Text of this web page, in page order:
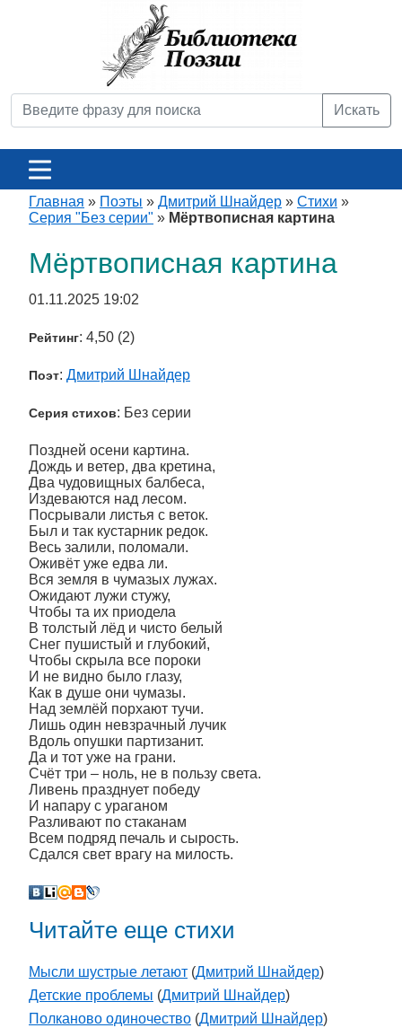
Искать
Главная » Поэты » Дмитрий Шнайдер » Стихи »
Серия "Без серии" » Мёртвописная картина
Мёртвописная картина
01.11.2025 19:02
Рейтинг: 4,50 (2)
Поэт: Дмитрий Шнайдер
Серия стихов: Без серии
Поздней осени картина.
Дождь и ветер, два кретина,
Два чудовищных балбеса,
Издеваются над лесом.
Посрывали листья с веток.
Был и так кустарник редок.
Весь залили, поломали.
Оживёт уже едва ли.
Вся земля в чумазых лужах.
Ожидают лужи стужу,
Чтобы та их приодела
В толстый лёд и чисто белый
Снег пушистый и глубокий,
Чтобы скрыла все пороки
И не видно было глазу,
Как в душе они чумазы.
Над землёй порхают тучи.
Лишь один невзрачный лучик
Вдоль опушки партизанит.
Да и тот уже на грани.
Счёт три – ноль, не в пользу света.
Ливень празднует победу
И напару с ураганом
Разливают по стаканам
Всем подряд печаль и сырость.
Сдался свет врагу на милость.
Читайте еще стихи
Мысли шустрые летают (Дмитрий Шнайдер)
Детские проблемы (Дмитрий Шнайдер)
Полканово одиночество (Дмитрий Шнайдер)